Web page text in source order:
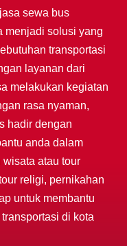
sewa bus
menjadi solusi yang
transportasi
layanan dari
melakukan kegiatan
rasa nyaman,
hadir dengan
anda dalam
atau tour
religi, pernikahan
untuk membantu
di kota